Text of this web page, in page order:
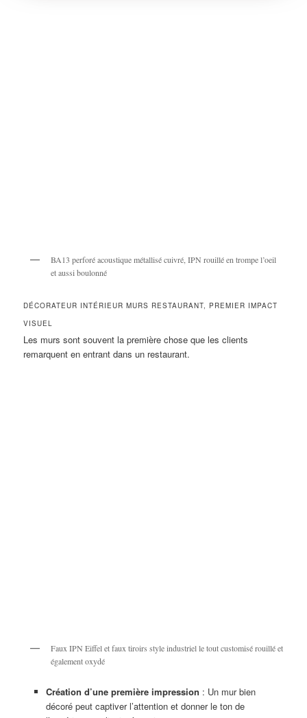
BA13 perforé acoustique métallisé cuivré, IPN rouillé en trompe l’oeil
et aussi boulonné
DÉCORATEUR INTÉRIEUR MURS RESTAURANT, PREMIER IMPACT
VISUEL
Les murs sont souvent la première chose que les clients
remarquent en entrant dans un restaurant.
Faux IPN Eiffel et faux tiroirs style industriel le tout customisé rouillé et
également oxydé
Création d’une première impression : Un mur bien
décoré peut captiver l’attention et donner le ton de